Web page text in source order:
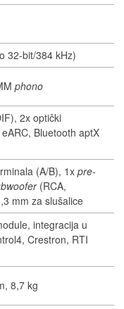
32-bit/384 kHz)
phono
2x optički
Bluetooth aptX
(A/B), 1x pre-
(RCA,
mm za slušalice
integracija u
Crestron, RTI
8,7 kg